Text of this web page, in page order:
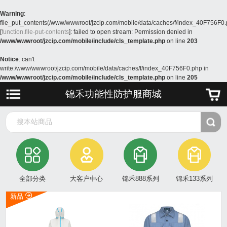
Warning:
file_put_contents(/www/wwwroot/jzcip.com/mobile/data/caches/f/
[function.file-put-contents]: failed to open stream: Permission denied in
/www/wwwroot/jzcip.com/mobile/include/cls_template.php on line 203
Notice: can't
write:/www/wwwroot/jzcip.com/mobile/data/caches/f/index_40F756F0.php in
/www/wwwroot/jzcip.com/mobile/include/cls_template.php on line 205
锦禾功能性防护服商城
搜本站商品
全部分类 大客户中心 锦禾888系列 锦禾133系列
新品